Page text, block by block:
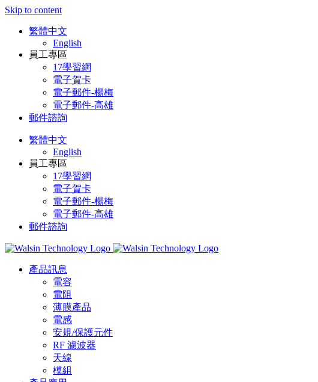
Skip to content
繁體中文
English
員工專區
17學習網
電子賀卡
電子郵件-楊梅
電子郵件-高雄
郵件諮詢
繁體中文
English
員工專區
17學習網
電子賀卡
電子郵件-楊梅
電子郵件-高雄
郵件諮詢
產品訊息
電容
電阻
薄膜產品
電感
安規/保護元件
RF 濾波器
天線
模組